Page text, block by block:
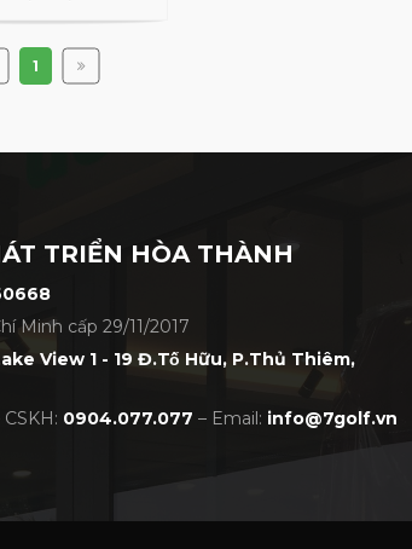
1
TRIỂN HÒA THÀNH
Minh cấp 29/11/2017
View 1 - 19 Đ.Tố Hữu, P.Thủ Thiêm,
CSKH: 0904.077.077 – Email: info@7golf.vn